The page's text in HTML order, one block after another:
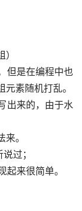
）
但是在编程中也
出来的，由于水
来。
过；
起来很简单。